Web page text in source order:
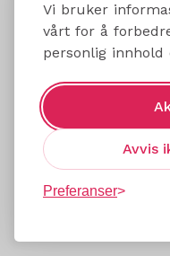
Vi bruker
vårt for å
personlig innhold
Avvis
Preferanser